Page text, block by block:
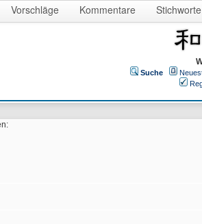
Vorschläge Kommentare Stichworte
Suche